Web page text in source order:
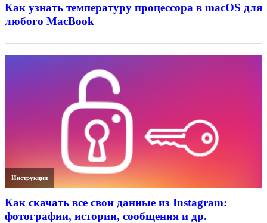
Как узнать температуру процессора в macOS для
любого MacBook
Инструкции
Как скачать все свои данные из Instagram:
фотографии, истории, сообщения и др.